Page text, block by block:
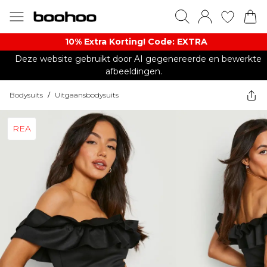
10% Extra Korting! Code: EXTRA​
Deze website gebruikt door AI gegenereerde en bewerkte
afbeeldingen.
Bodysuits / Uitgaansbodysuits
REA